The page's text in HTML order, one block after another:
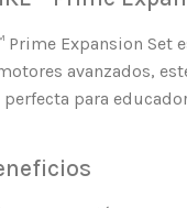
Prime Expansion
avanzados,
para